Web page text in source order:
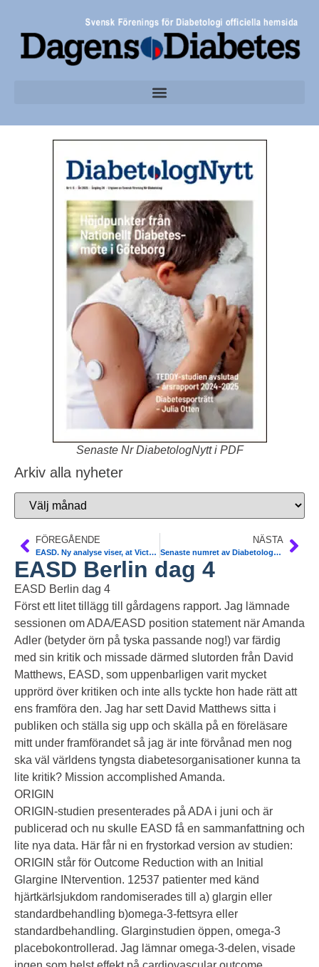
Senaste Nr DiabetologNytt i PDF
Arkiv alla nyheter
FÖREGÅENDE
EASD. Ny analyse viser, at Victoza® (liraglutid) har større effekt ved tidlig brug i behandling af type 2-diabetes
NÄSTA
Senaste numret av DiabetologNytt finns nu ute på www
EASD Berlin dag 4
EASD Berlin dag 4
Först ett litet tillägg till gårdagens rapport. Jag lämnade
sessionen om ADA/EASD position statement när Amanda
Adler (betyder örn på tyska passande nog!) var färdig
med sin kritik och missade därmed slutorden från David
Matthews, EASD, som uppenbarligen varit mycket
upprörd över kritiken och inte alls tyckte hon hade rätt att
ens framföra den. Jag har sett David Matthews sitta i
publiken och ställa sig upp och skälla på en föreläsare
mitt under framförandet så jag är inte förvånad men nog
ska väl världens tyngsta diabetesorganisationer kunna ta
lite kritik? Mission accomplished Amanda.
ORIGIN
ORIGIN-studien presenterades på ADA i juni och är
publicerad och nu skulle EASD få en sammanfattning och
lite nya data. Här får ni en frystorkad version av studien:
ORIGIN står för Outcome Reduction with an Initial
Glargine INtervention. 12537 patienter med känd
hjärtkärlsjukdom randomiserades till a) glargin eller
standardbehandling b)omega-3-fettsyra eller
standardbehandling. Glarginstudien öppen, omega-3
placebokontrollerad. Jag lämnar omega-3-delen, visade